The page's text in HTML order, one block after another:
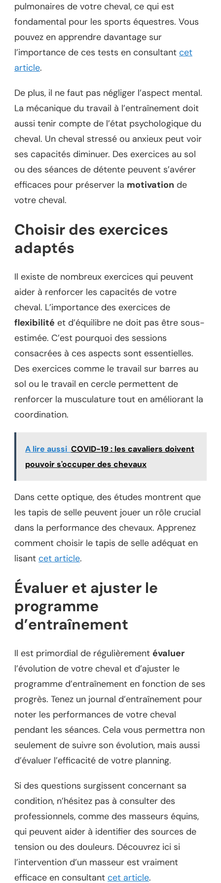
pulmonaires de votre cheval, ce qui est
fondamental pour les sports équestres. Vous
pouvez en apprendre davantage sur
l’importance de ces tests en consultant cet
article.
De plus, il ne faut pas négliger l’aspect mental.
La mécanique du travail à l’entraînement doit
aussi tenir compte de l’état psychologique du
cheval. Un cheval stressé ou anxieux peut voir
ses capacités diminuer. Des exercices au sol
ou des séances de détente peuvent s’avérer
efficaces pour préserver la motivation de
votre cheval.
Choisir des exercices
adaptés
Il existe de nombreux exercices qui peuvent
aider à renforcer les capacités de votre
cheval. L’importance des exercices de
flexibilité et d’équilibre ne doit pas être sous-
estimée. C’est pourquoi des sessions
consacrées à ces aspects sont essentielles.
Des exercices comme le travail sur barres au
sol ou le travail en cercle permettent de
renforcer la musculature tout en améliorant la
coordination.
A lire aussi COVID-19 : les cavaliers doivent
pouvoir s'occuper des chevaux
Dans cette optique, des études montrent que
les tapis de selle peuvent jouer un rôle crucial
dans la performance des chevaux. Apprenez
comment choisir le tapis de selle adéquat en
lisant cet article.
Évaluer et ajuster le
programme
d’entraînement
Il est primordial de régulièrement évaluer
l’évolution de votre cheval et d’ajuster le
programme d’entraînement en fonction de ses
progrès. Tenez un journal d’entraînement pour
noter les performances de votre cheval
pendant les séances. Cela vous permettra non
seulement de suivre son évolution, mais aussi
d’évaluer l’efficacité de votre planning.
Si des questions surgissent concernant sa
condition, n’hésitez pas à consulter des
professionnels, comme des masseurs équins,
qui peuvent aider à identifier des sources de
tension ou des douleurs. Découvrez ici si
l’intervention d’un masseur est vraiment
efficace en consultant cet article.